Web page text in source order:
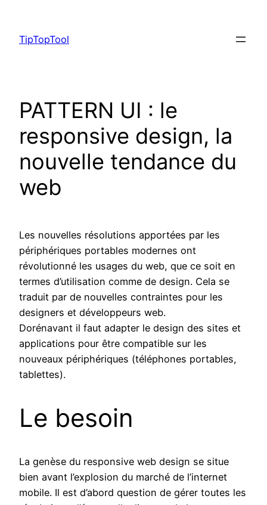
content
TipTopTool
PATTERN UI : le
responsive design, la
nouvelle tendance du
web
Les nouvelles résolutions apportées par les
périphériques portables modernes ont
révolutionné les usages du web, que ce soit en
termes d’utilisation comme de design. Cela se
traduit par de nouvelles contraintes pour les
designers et développeurs web.
Dorénavant il faut adapter le design des sites et
applications pour être compatible sur les
nouveaux périphériques (téléphones portables,
tablettes).
Le besoin
La genèse du responsive web design se situe
bien avant l’explosion du marché de l’internet
mobile. Il est d’abord question de gérer toutes les